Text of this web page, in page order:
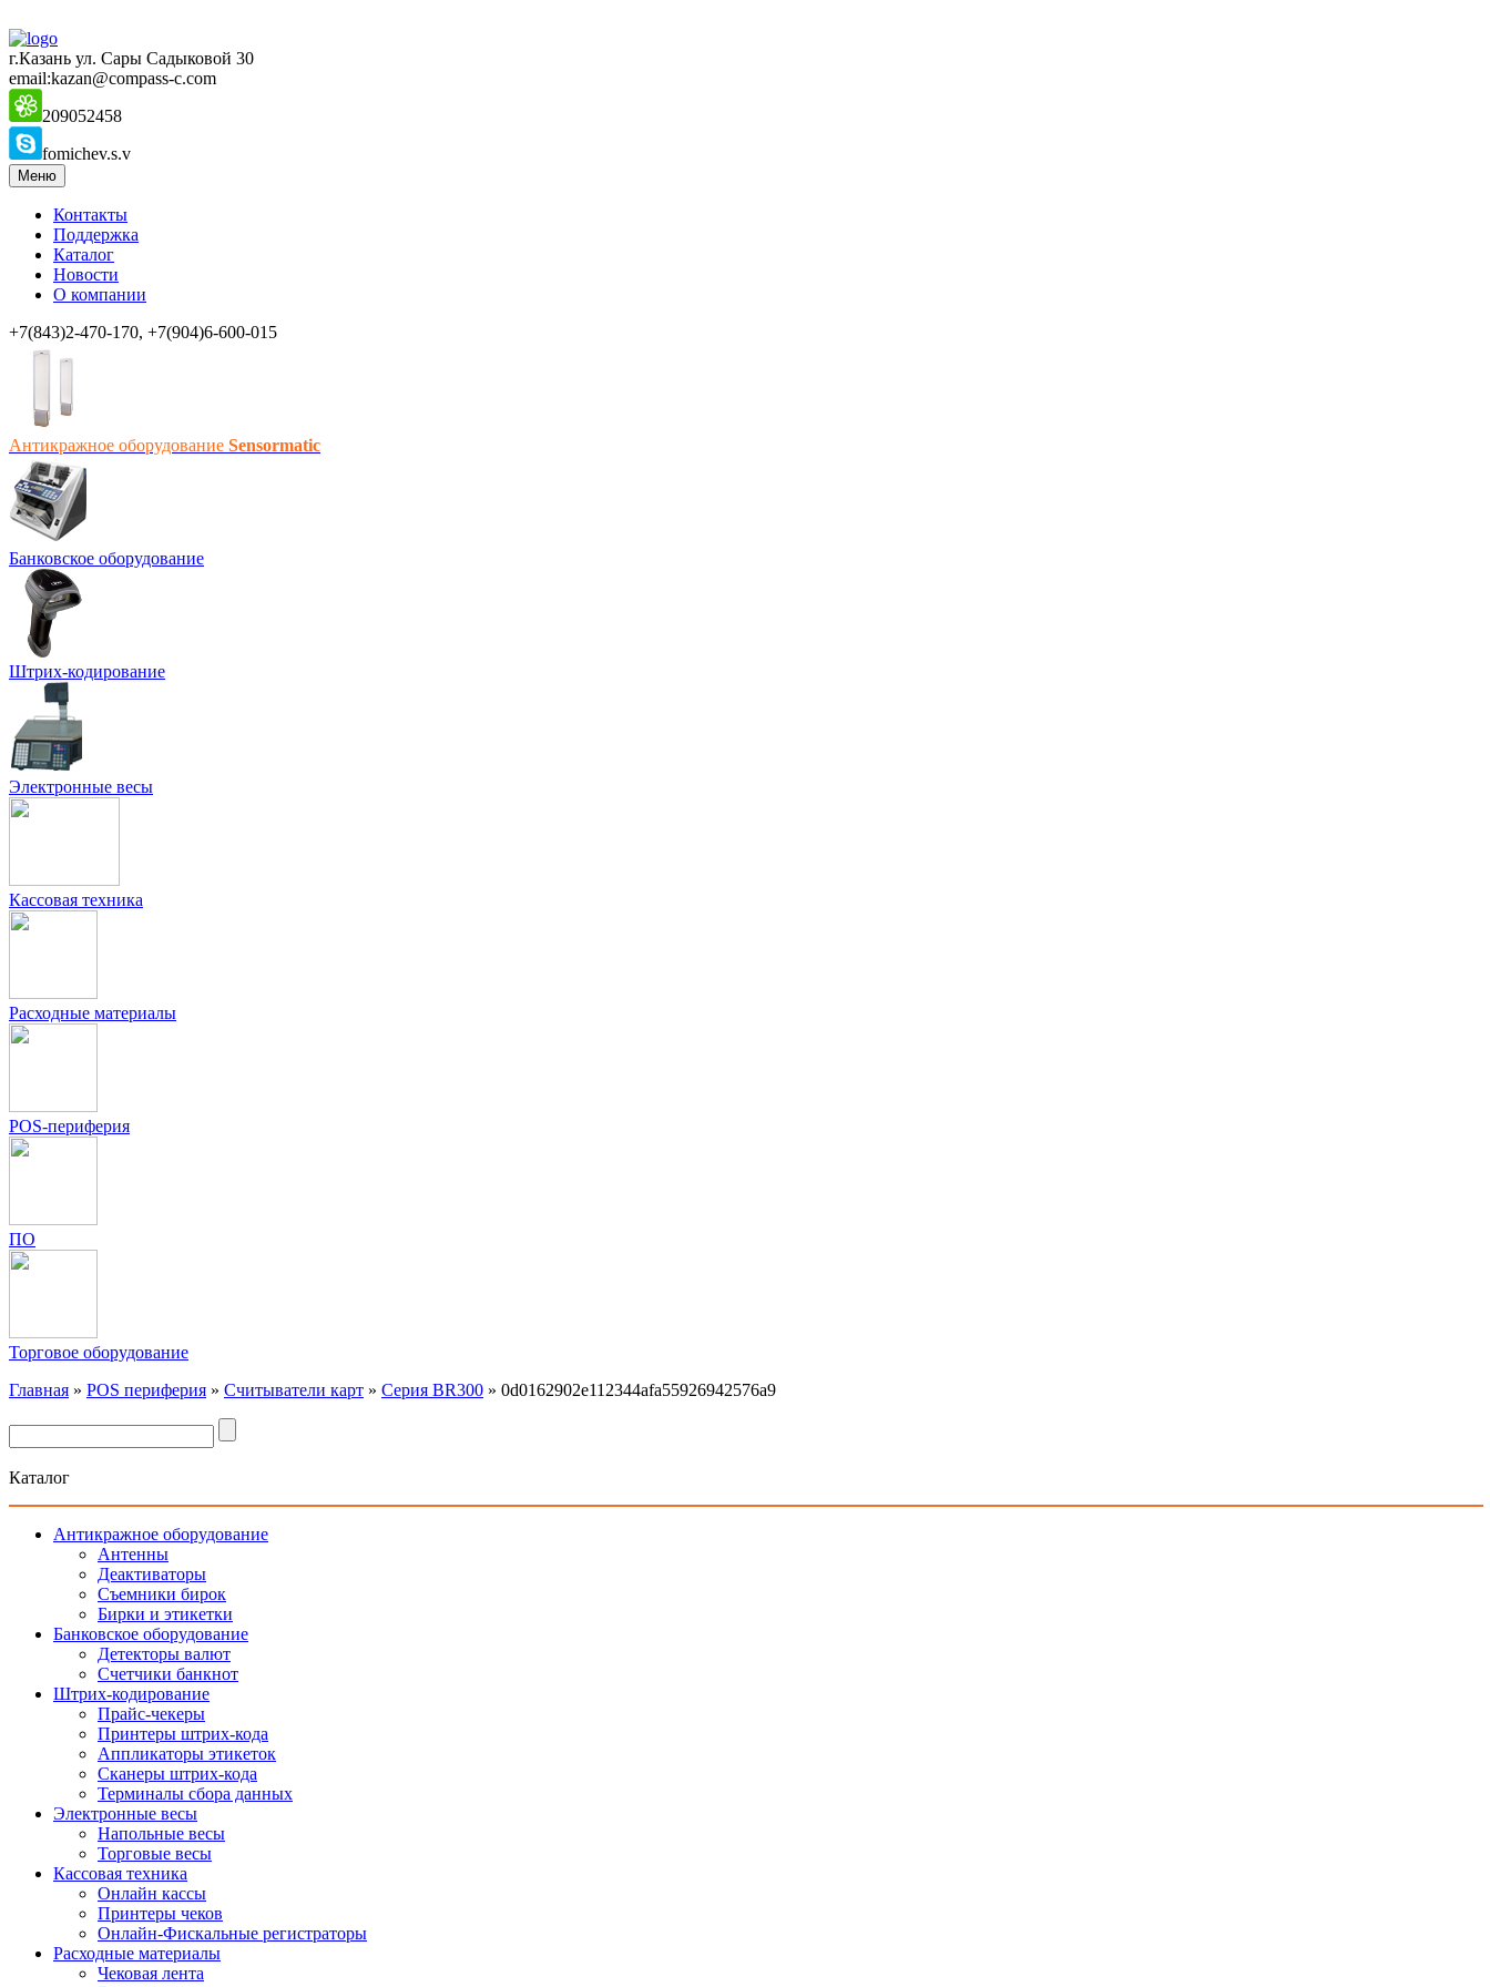
г.Казань ул. Сары Садыковой 30
email:kazan@compass-c.com
209052458
fomichev.s.v
Меню
Контакты
Поддержка
Каталог
Новости
О компании
+7(843)2-470-170, +7(904)6-600-015
Антикражное оборудование Sensormatic
Банковское оборудование
Штрих-кодирование
Электронные весы
Кассовая техника
Расходные материалы
POS-периферия
ПО
Торговое оборудование
Главная » POS периферия » Считыватели карт » Серия BR300 » 0d0162902e112344afa55926942576a9
Каталог
Антикражное оборудование
Антенны
Деактиваторы
Съемники бирок
Бирки и этикетки
Банковское оборудование
Детекторы валют
Счетчики банкнот
Штрих-кодирование
Прайс-чекеры
Принтеры штрих-кода
Аппликаторы этикеток
Сканеры штрих-кода
Терминалы сбора данных
Электронные весы
Напольные весы
Торговые весы
Кассовая техника
Онлайн кассы
Принтеры чеков
Онлайн-Фискальные регистраторы
Расходные материалы
Чековая лента